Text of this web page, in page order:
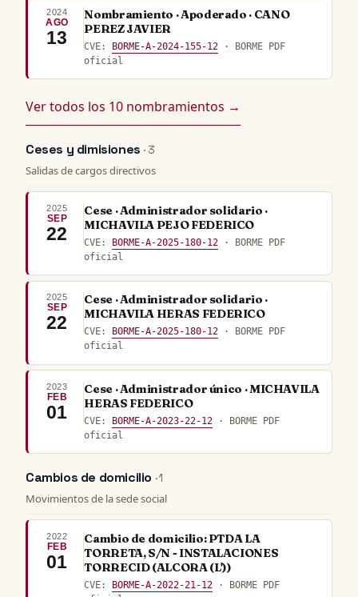
2024
AGO
13
Nombramiento · Apoderado · CANO
PEREZ JAVIER
CVE: BORME-A-2024-155-12 · BORME PDF
oficial
Ver todos los 10 nombramientos →
Ceses y dimisiones · 3
Salidas de cargos directivos
2025
SEP
22
Cese · Administrador solidario ·
MICHAVILA PEJO FEDERICO
CVE: BORME-A-2025-180-12 · BORME PDF
oficial
2025
SEP
22
Cese · Administrador solidario ·
MICHAVILA HERAS FEDERICO
CVE: BORME-A-2025-180-12 · BORME PDF
oficial
2023
FEB
01
Cese · Administrador único · MICHAVILA
HERAS FEDERICO
CVE: BORME-A-2023-22-12 · BORME PDF
oficial
Cambios de domicilio · 1
Movimientos de la sede social
2022
FEB
01
Cambio de domicilio: PTDA LA
TORRETA, S/N - INSTALACIONES
TORRECID (ALCORA (L'))
CVE: BORME-A-2022-21-12 · BORME PDF